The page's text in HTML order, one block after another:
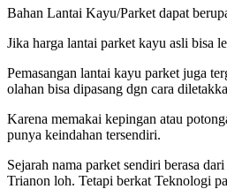
Bahan Lantai Kayu/Parket dapat
Jika harga lantai parket kayu asli bisa
Pemasangan lantai kayu parket juga
olahan bisa dipasang dgn cara
Karena memakai kepingan atau
punya keindahan tersendiri.
Sejarah nama parket sendiri berasa
Trianon loh. Tetapi berkat Teknologi